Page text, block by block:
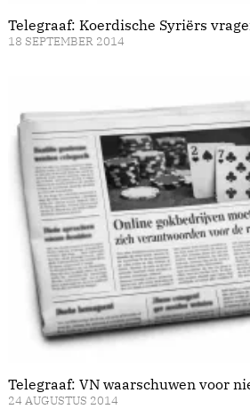
Telegraaf: Koerdische Syriërs
18 SEPTEMBER 2014
Telegraaf: VN waarschuwen voor
24 AUGUSTUS 2014